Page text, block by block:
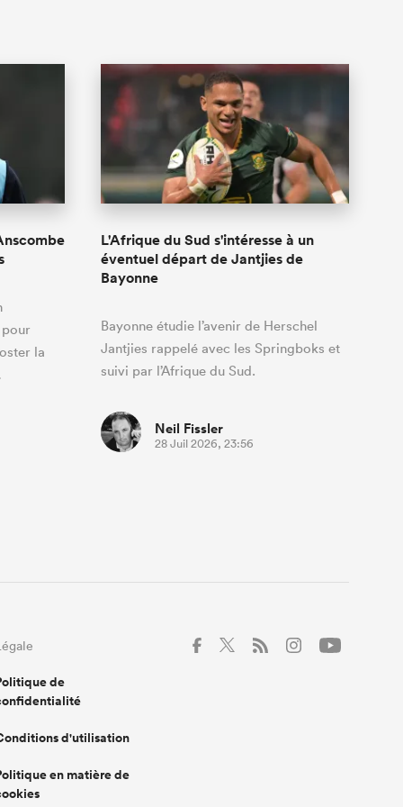
la
L'Afrique du Sud s'intéresse à un
éventuel départ de Jantjies de
Bayonne
Bayonne étudie l’avenir de Herschel
Jantjies rappelé avec les Springboks et
suivi par l’Afrique du Sud.
Neil Fissler
28 Juil 2026, 23:56
de
d'utilisation
en matière de